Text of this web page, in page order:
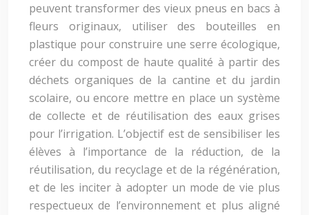
peuvent transformer des vieux pneus en bacs à
fleurs originaux, utiliser des bouteilles en
plastique pour construire une serre écologique,
créer du compost de haute qualité à partir des
déchets organiques de la cantine et du jardin
scolaire, ou encore mettre en place un système
de collecte et de réutilisation des eaux grises
pour l’irrigation. L’objectif est de sensibiliser les
élèves à l’importance de la réduction, de la
réutilisation, du recyclage et de la régénération,
et de les inciter à adopter un mode de vie plus
respectueux de l’environnement et plus aligné